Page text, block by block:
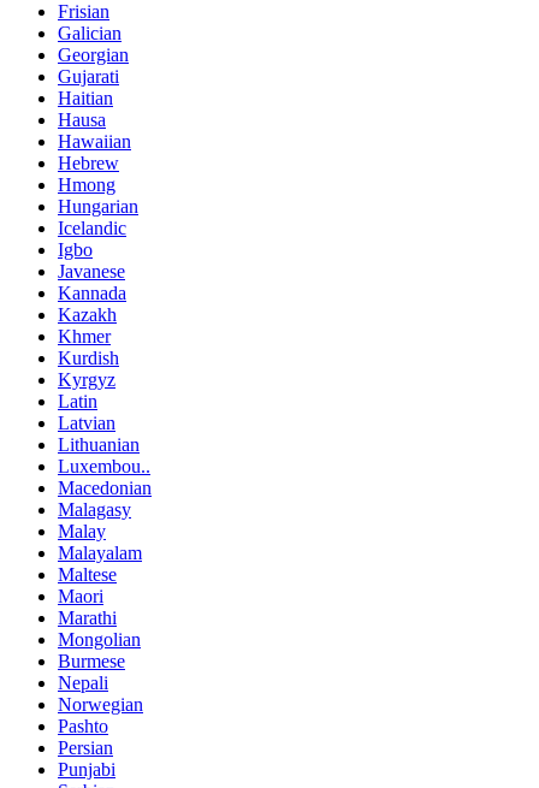
Frisian
Galician
Georgian
Gujarati
Haitian
Hausa
Hawaiian
Hebrew
Hmong
Hungarian
Icelandic
Igbo
Javanese
Kannada
Kazakh
Khmer
Kurdish
Kyrgyz
Latin
Latvian
Lithuanian
Luxembou..
Macedonian
Malagasy
Malay
Malayalam
Maltese
Maori
Marathi
Mongolian
Burmese
Nepali
Norwegian
Pashto
Persian
Punjabi